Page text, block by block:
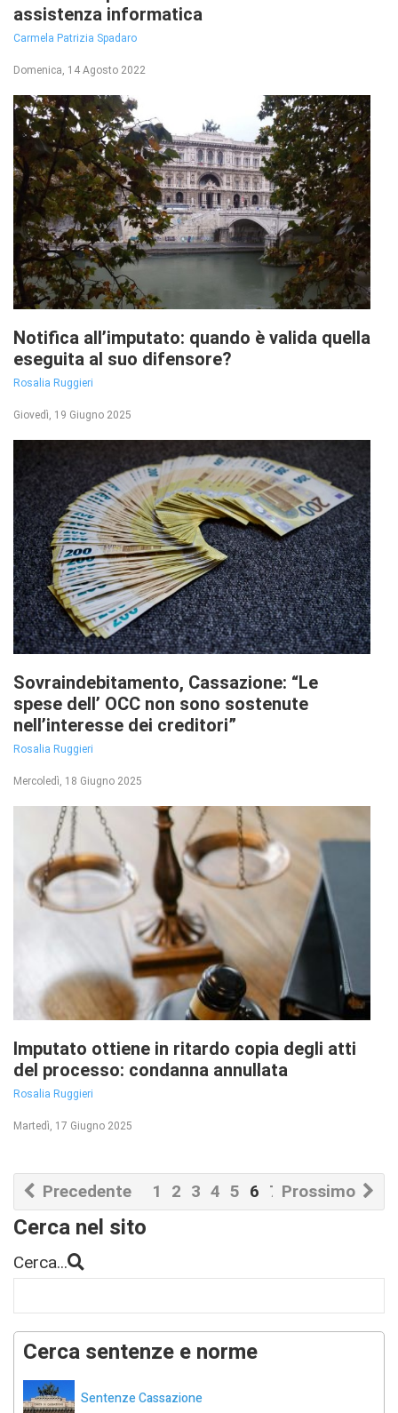
assistenza informatica
Carmela Patrizia Spadaro
Domenica, 14 Agosto 2022
Notifica all’imputato: quando è valida quella
eseguita al suo difensore?
Rosalia Ruggieri
Giovedì, 19 Giugno 2025
Sovraindebitamento, Cassazione: “Le
spese dell’ OCC non sono sostenute
nell’interesse dei creditori”
Rosalia Ruggieri
Mercoledì, 18 Giugno 2025
Imputato ottiene in ritardo copia degli atti
del processo: condanna annullata
Rosalia Ruggieri
Martedì, 17 Giugno 2025
Precedente Prossimo
1 2 3 4 5 6 7 8 9 10
Cerca nel sito
Cerca...
Cerca sentenze e norme
Sentenze Cassazione